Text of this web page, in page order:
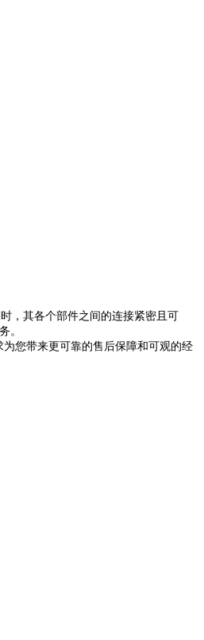
，其各个部件之间的连接紧密且可
。
您带来更可靠的售后保障和可观的经